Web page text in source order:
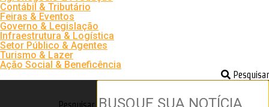
Contábil & Tributário
Feiras & Eventos
Governo & Legislação
Infraestrutura & Logística
Setor Público & Agentes
Turismo & Lazer
Ação Social & Beneficência
Pesquisar
Pesquisar